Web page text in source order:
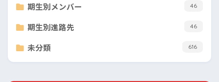
期生別メンバー 46
期生別進路先 46
未分類 616